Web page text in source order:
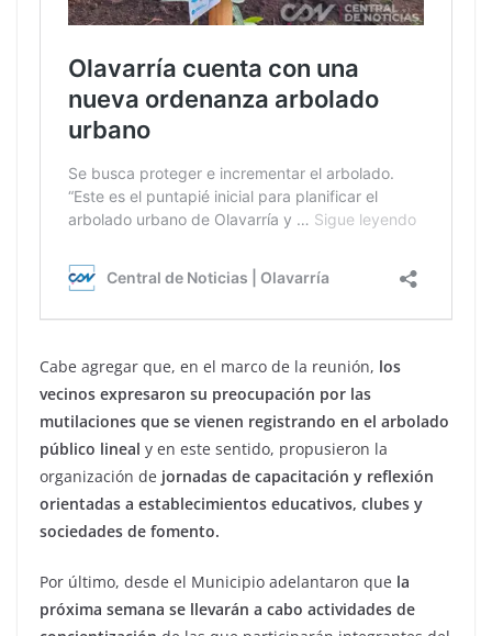
Cabe agregar que, en el marco de la reunión, los
vecinos expresaron su preocupación por las
mutilaciones que se vienen registrando en el arbolado
público lineal y en este sentido, propusieron la
organización de jornadas de capacitación y reflexión
orientadas a establecimientos educativos, clubes y
sociedades de fomento.
Por último, desde el Municipio adelantaron que la
próxima semana se llevarán a cabo actividades de